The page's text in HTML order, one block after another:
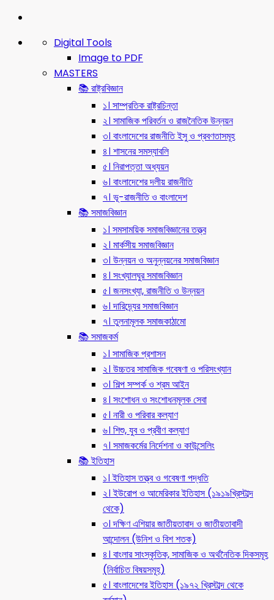
Digital Tools
Image to PDF
MASTERS
📚 রাষ্ট্রবিজ্ঞান
১। সাম্প্রতিক রাষ্ট্রচিন্তা
২। সামাজিক পরিবর্তন ও রাজনৈতিক উন্নয়ন
৩। বাংলাদেশের রাজনীতি ইসু ও প্রবণতাসমূহ
৪। শাসনের সমস্যাবলি
৫। নিরাপত্তা অধ্যয়ন
৬। বাংলাদেশের দলীয় রাজনীতি
৭। ভূ-রাজনীতি ও বাংলাদেশ
📚 সমাজবিজ্ঞান
১। সমসাময়িক সমাজবিজ্ঞানের তত্ত্ব
২। মার্কসীয় সমাজবিজ্ঞান
৩। উন্নয়ন ও অনুন্নয়নের সমাজবিজ্ঞান
৪। সংখ্যালঘুর সমাজবিজ্ঞান
৫। জনসংখ্যা, রাজনীতি ও উন্নয়ন
৬। দারিদ্র্যের সমাজবিজ্ঞান
৭। তুলনামূলক সমাজকাঠামো
📚 সমাজকর্ম
১। সামাজিক প্রশাসন
২। উচ্চতর সামাজিক গবেষণা ও পরিসংখ্যান
৩। শিল্প সম্পর্ক ও শ্রম আইন
৪। সংশোধন ও সংশোধনমূলক সেবা
৫। নারী ও পরিবার কল্যাণ
৬। শিশু, যুব ও প্রবীণ কল্যাণ
৭। সমাজকর্মের নির্দেশনা ও কাউন্সেলিং
📚 ইতিহাস
১। ইতিহাস তত্ত্ব ও গবেষণা পদ্ধতি
২। ইউরোপ ও আমেরিকার ইতিহাস (১৯১৯খ্রিস্টাব্দ
থেকে)
৩। দক্ষিণ এশিয়ার জাতীয়তাবাদ ও জাতীয়তাবাদী
আন্দোলন (উনিশ ও বিশ শতক)
৪। বাংলার সাংস্কৃতিক, সামাজিক ও অর্থনৈতিক দিকসমূহ
(নির্বাচিত বিষয়সমূহ)
৫। বাংলাদেশের ইতিহাস (১৯৭২ খ্রিস্টাব্দ থেকে